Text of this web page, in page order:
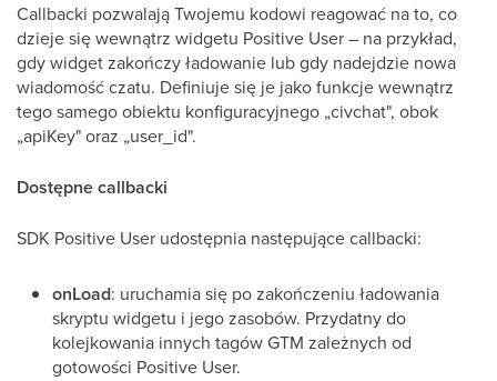
Callbacki pozwalają Twojemu kodowi reagować na to, co
dzieje się wewnątrz widgetu Positive User – na przykład,
gdy widget zakończy ładowanie lub gdy nadejdzie nowa
wiadomość czatu. Definiuje się je jako funkcje wewnątrz
tego samego obiektu konfiguracyjnego „civchat", obok
„apiKey" oraz „user_id".
Dostępne callbacki
SDK Positive User udostępnia następujące callbacki:
onLoad: uruchamia się po zakończeniu ładowania
skryptu widgetu i jego zasobów. Przydatny do
kolejkowania innych tagów GTM zależnych od
gotowości Positive User.